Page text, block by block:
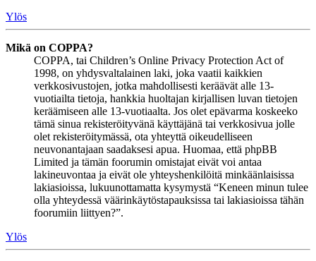
Ylös
Mikä on COPPA?
COPPA, tai Children’s Online Privacy Protection Act of
1998, on yhdysvaltalainen laki, joka vaatii kaikkien
verkkosivustojen, jotka mahdollisesti keräävät alle 13-
vuotiailta tietoja, hankkia huoltajan kirjallisen luvan tietojen
keräämiseen alle 13-vuotiaalta. Jos olet epävarma koskeeko
tämä sinua rekisteröityvänä käyttäjänä tai verkkosivua jolle
olet rekisteröitymässä, ota yhteyttä oikeudelliseen
neuvonantajaan saadaksesi apua. Huomaa, että phpBB
Limited ja tämän foorumin omistajat eivät voi antaa
lakineuvontaa ja eivät ole yhteyshenkilöitä minkäänlaisissa
lakiasioissa, lukuunottamatta kysymystä “Keneen minun tulee
olla yhteydessä väärinkäytöstapauksissa tai lakiasioissa tähän
foorumiin liittyen?”.
Ylös